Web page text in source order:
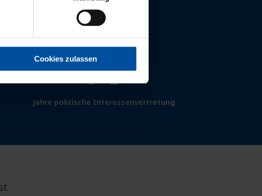
Cookies zulassen70
Jahre politische Interessenvertretung